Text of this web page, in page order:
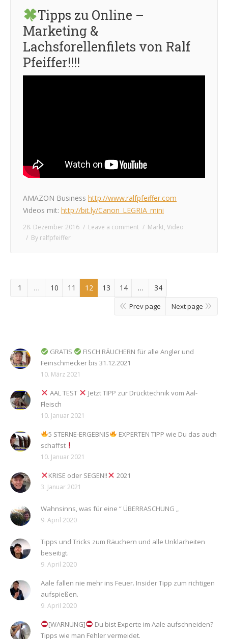
Tipps zu Online –
Marketing &
Lachsforellenfilets von Ralf
Pfeiffer!!!!
AMAZON Business http://www.ralfpfeiffer.com
Videos mit: http://bit.ly/Canon_LEGRIA_mini
28. Dezember 2016 Leave a comment Markt, Video
By ralfpfeiffer
1 … 10 11 12 13 14 … 34
Prev page Next page
GRATIS
FISCH RÄUCHERN für alle Angler und
Feinschmecker bis 31.12.2021
10. März 2021
AAL TEST
Jetzt TIPP zur Drücktechnik vom Aal-
Fleisch
10. Januar 2021
5 STERNE-ERGEBNIS
EXPERTEN TIPP wie Du das auch
schaffst
10. Januar 2021
KRISE oder SEGEN!! 2021
3. Januar 2021
Wahnsinns, was für eine “ ÜBERRASCHUNG „
9. April 2020
Tipps und Tricks zum Räuchern und alle Unklarheiten
beseitigt.
9. April 2020
Aale fallen nie mehr ins Feuer. Insider Tipp zum richtigen
aufspießen.
9. April 2020
[WARNUNG]
Du bist Experte im Aale aufschneiden?
Tipps wie man Fehler vermeidet.